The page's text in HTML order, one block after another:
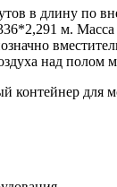
в длину по
м.
над полом
контейнер для